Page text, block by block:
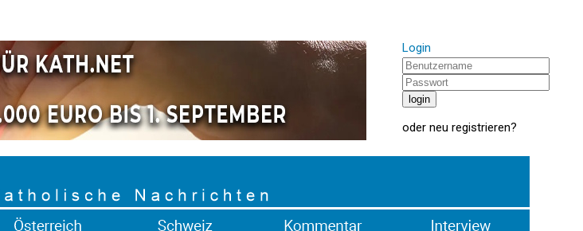
Login
oder neu registrieren?